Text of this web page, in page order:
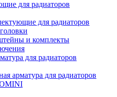
для радиаторов
для радиаторов
и комплекты
для радиаторов
арматура для радиаторов